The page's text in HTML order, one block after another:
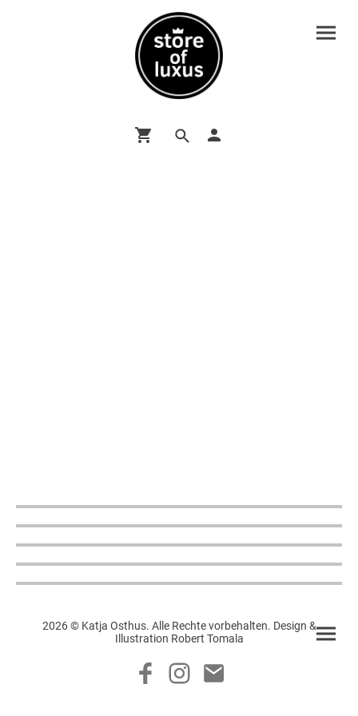
2026 © Katja Osthus. Alle Rechte vorbehalten. Design &
Illustration Robert Tomala